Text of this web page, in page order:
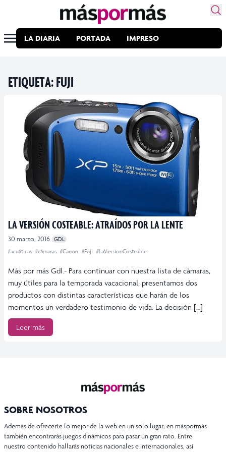
LA DIARIA PORTADA IMPRESO
ETIQUETA:FUJI
LA VERSIÓN COSTEABLE: ATRAÍDOS POR LA LENTE
30 marzo, 2016 GDL
#acuáticas #cámaras #Canon #Fuji #LaVersionCosteable
Más por más Gdl.- Para continuar con nuestra lista de cámaras,
muy útiles para la temporada vacacional, presentamos dos
productos con distintas características que harán de los
momentos un verdadero testimonio de vida. La decisión […]
Leer más
SOBRE NOSOTROS
Además de ofrecerte lo mejor de la web en un solo lugar, en máspormás
también encontrarás juegos dinámicos para pasar un gran rato. Entre
nuestro contenido hallarás noticias nacionales e internacionales, así